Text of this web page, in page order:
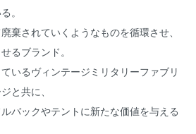
。
棄されていくようなものを循環させ、
るブランド。
いるヴィンテージミリタリーファブリ
と共に、
バックやテントに新たな価値を与える